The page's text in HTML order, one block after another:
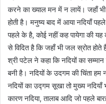
करने का ख्याल मन में न लायें। जहाँ भी
होती है। मनुष्य बाद में आया नदियाँ
पहले के है, कोई नहीं कह पायेगा की यह
से विदित है कि जहाँ भी जल स्रोत होते
श्री पटेल ने कहा कि नदियों का
बनी है। नदियों के उदगम की चिंता हम
नदियों का उद्गम सूखा तो मुख्य
कारण नदिया, तालाब आदि जो पहले